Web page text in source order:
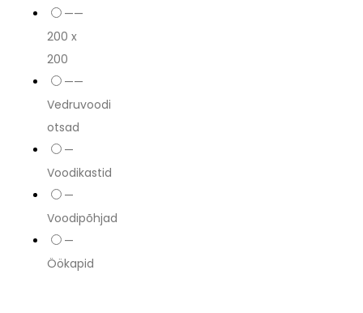
——
200 x
200
——
Vedruvoodi
otsad
—
Voodikastid
—
Voodipõhjad
—
Öökapid